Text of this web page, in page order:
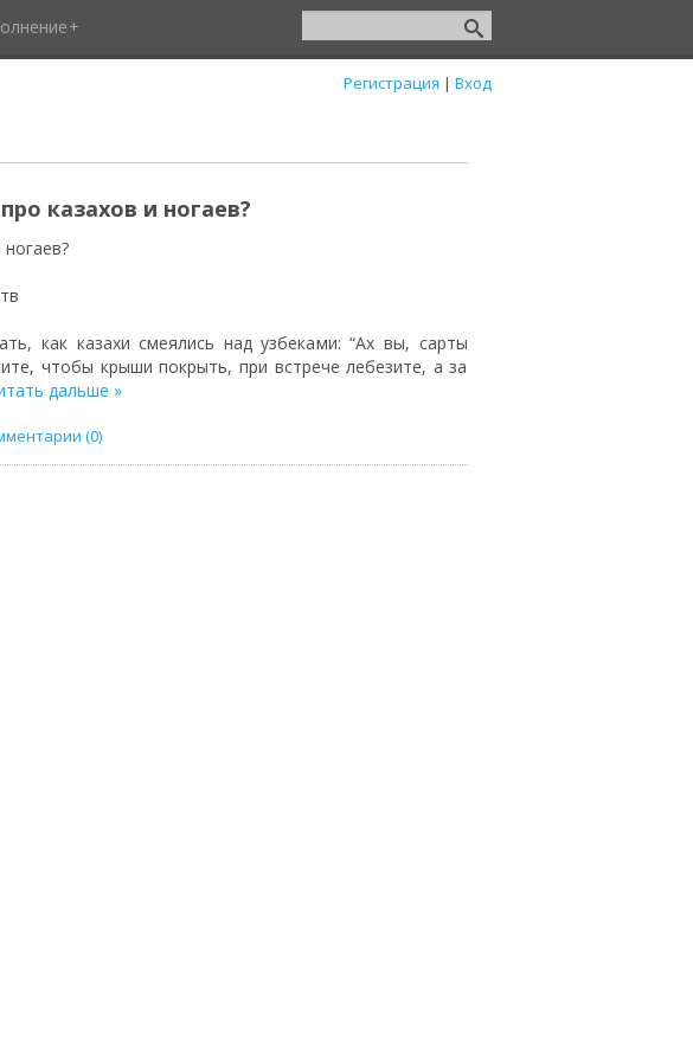
Регистрация | Вход
казахов и ногаев?
как казахи смеялись над узбеками: “Ах вы, сарты
чтобы крыши покрыть, при встрече лебезите, а за
дальше »
(0)